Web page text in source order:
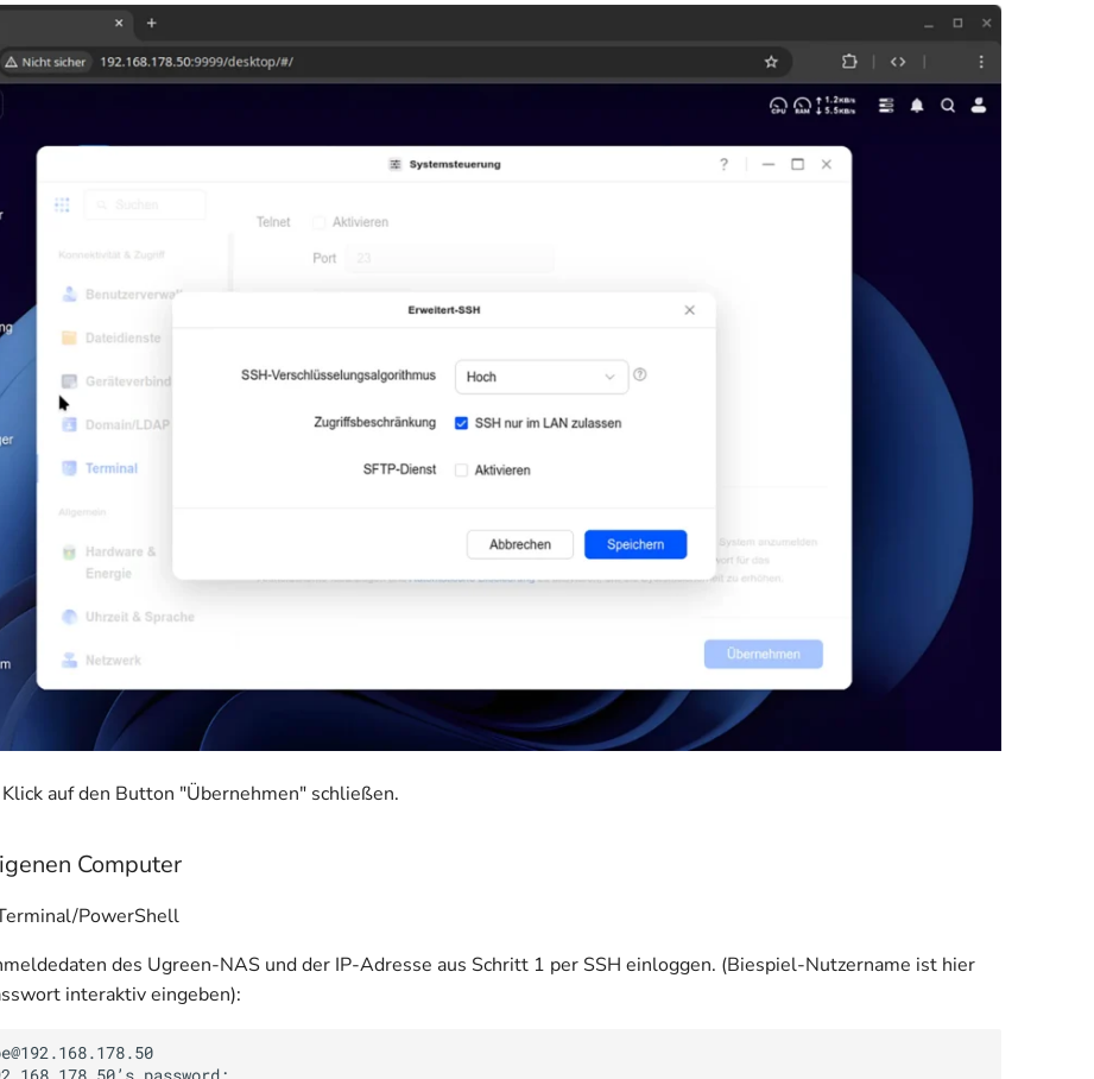
auf den Button "Übernehmen" schließen.
Computer
PowerShell
des Ugreen-NAS und der IP-Adresse aus Schritt 1 per SSH einloggen. (Biespiel-Nutzername ist hier
interaktiv eingeben):